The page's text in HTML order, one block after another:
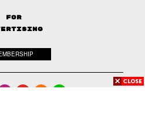
FOR